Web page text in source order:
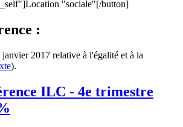
"sociale"[/button]
:
2017 relative à l'égalité et à la
).
ILC - 4e trimestre